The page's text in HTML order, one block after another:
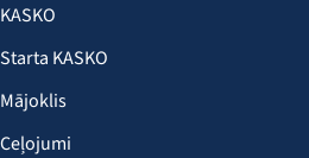
KASKO
Starta KASKO
Mājoklis
Ceļojumi